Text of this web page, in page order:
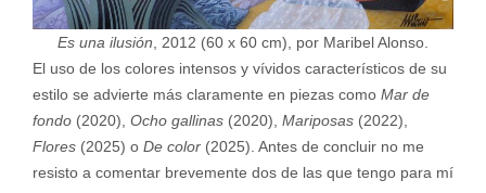
Es una ilusión , 2012 (60 x 60 cm), por Maribel Alonso.
El uso de los colores intensos y vívidos característicos de su
estilo se advierte más claramente en piezas como Mar de
fondo(2020), Ocho gallinas(2020), Mariposas(2022),
Flores(2025) o De color(2025). Antes de concluir no me
resisto a comentar brevemente dos de las que tengo para mí